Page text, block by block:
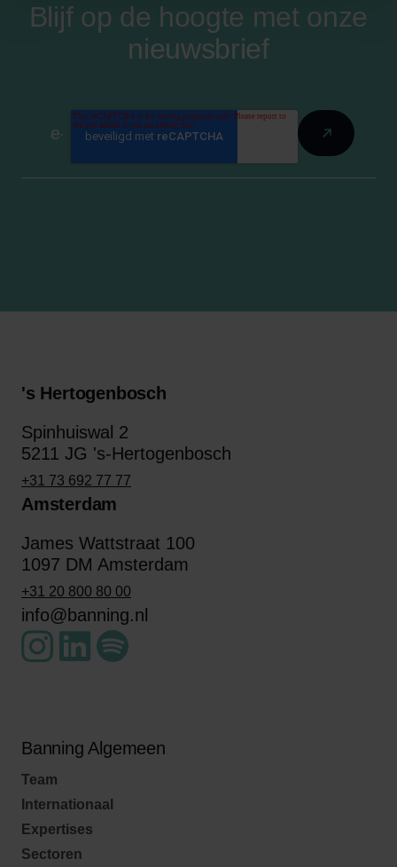
Blijf op de hoogte met onze
nieuwsbrief
's Hertogenbosch
Spinhuiswal 2
5211 JG 's-Hertogenbosch
+31 73 692 77 77
Amsterdam
James Wattstraat 100
1097 DM Amsterdam
+31 20 800 80 00
info@banning.nl
Banning Algemeen
Team
Internationaal
Expertises
Sectoren